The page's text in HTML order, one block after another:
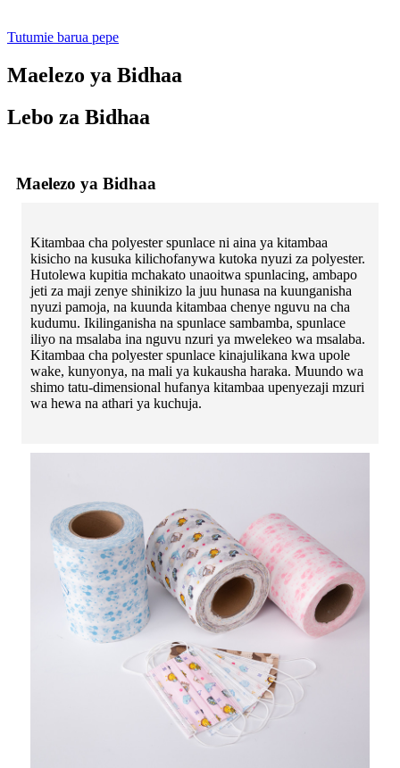
Tutumie barua pepe
Maelezo ya Bidhaa
Lebo za Bidhaa
Maelezo ya Bidhaa
Kitambaa cha polyester spunlace ni aina ya kitambaa
kisicho na kusuka kilichofanywa kutoka nyuzi za polyester.
Hutolewa kupitia mchakato unaoitwa spunlacing, ambapo
jeti za maji zenye shinikizo la juu hunasa na kuunganisha
nyuzi pamoja, na kuunda kitambaa chenye nguvu na cha
kudumu. Ikilinganisha na spunlace sambamba, spunlace
iliyo na msalaba ina nguvu nzuri ya mwelekeo wa msalaba.
Kitambaa cha polyester spunlace kinajulikana kwa upole
wake, kunyonya, na mali ya kukausha haraka. Muundo wa
shimo tatu-dimensional hufanya kitambaa upenyezaji mzuri
wa hewa na athari ya kuchuja.